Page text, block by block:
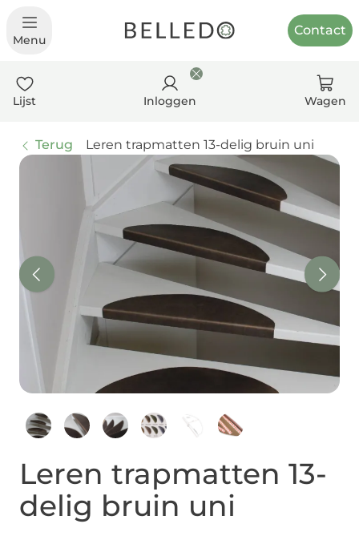
Menu
Contact
Lijst Inloggen Wagen
Terug Leren trapmatten 13-delig bruin uni
Leren trapmatten 13-
delig bruin uni